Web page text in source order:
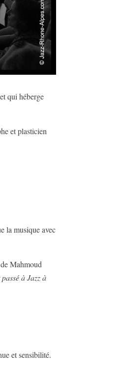
qui héberge
et plasticien
la musique avec
Mahmoud
à Jazz à
et sensibilité.